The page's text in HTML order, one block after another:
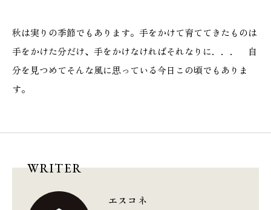
秋は実りの季節でもあります。手をかけて育ててきたものは
手をかけた分だけ、手をかけなければそれなりに．．． 自
分を見つめてそんな風に思っている今日この頃でもありま
す。
WRITER
エスコネ